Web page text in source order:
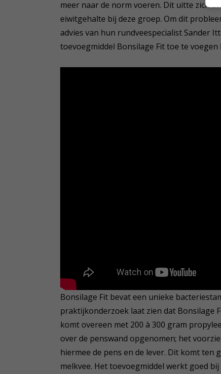
meer naar de norm voeren. Dit uitte zich
eiwitgehalte bij deze groep. Om dit
advies van hun rundveespecialist Sander
toevoegmiddel Bonsilage Fit toe te
Bonsilage Fit bevat een unieke
praktijkonderzoek laat zien dat Bonsilage
komt overeen met 200 à 300 gram
over de penswand opgenomen; het
hiermee de pens en de lever. Dit komt ten
melkvee. Het toevoegmiddel werkt goed